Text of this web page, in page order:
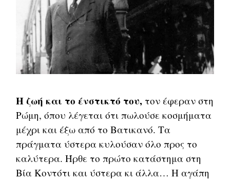
Η ζωή και το ένστικτό του, τον έφεραν στη
Ρώμη, όπου λέγεται ότι πωλούσε κοσμήματα
μέχρι και έξω από το Βατικανό. Τα
πράγματα ύστερα κυλούσαν όλο προς το
καλύτερα. Ήρθε το πρώτο κατάστημα στη
Βία Κοντότι και ύστερα κι άλλα… Η αγάπη